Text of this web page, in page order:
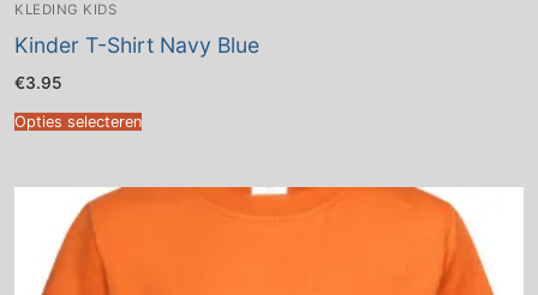
KLEDING KIDS
Kinder T-Shirt Navy Blue
€3.95
Opties selecteren